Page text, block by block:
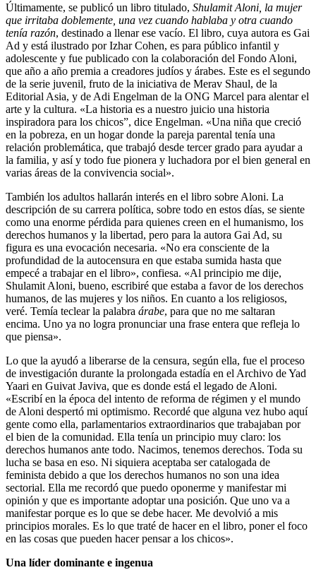
Últimamente, se publicó un libro titulado, Shulamit Aloni, la mujer
que irritaba doblemente, una vez cuando hablaba y otra cuando
tenía razón, destinado a llenar ese vacío. El libro, cuya autora es Gai
Ad y está ilustrado por Izhar Cohen, es para público infantil y
adolescente y fue publicado con la colaboración del Fondo Aloni,
que año a año premia a creadores judíos y árabes. Este es el segundo
de la serie juvenil, fruto de la iniciativa de Merav Shaul, de la
Editorial Asia, y de Adi Engelman de la ONG Marcel para alentar el
arte y la cultura. «La historia es a nuestro juicio una historia
inspiradora para los chicos”, dice Engelman. «Una niña que creció
en la pobreza, en un hogar donde la pareja parental tenía una
relación problemática, que trabajó desde tercer grado para ayudar a
la familia, y así y todo fue pionera y luchadora por el bien general en
varias áreas de la convivencia social».
También los adultos hallarán interés en el libro sobre Aloni. La
descripción de su carrera política, sobre todo en estos días, se siente
como una enorme pérdida para quienes creen en el humanismo, los
derechos humanos y la libertad, pero para la autora Gai Ad, su
figura es una evocación necesaria. «No era consciente de la
profundidad de la autocensura en que estaba sumida hasta que
empecé a trabajar en el libro», confiesa. «Al principio me dije,
Shulamit Aloni, bueno, escribiré que estaba a favor de los derechos
humanos, de las mujeres y los niños. En cuanto a los religiosos,
veré. Temía teclear la palabra árabe, para que no me saltaran
encima. Uno ya no logra pronunciar una frase entera que refleja lo
que piensa».
Lo que la ayudó a liberarse de la censura, según ella, fue el proceso
de investigación durante la prolongada estadía en el Archivo de Yad
Yaari en Guivat Javiva, que es donde está el legado de Aloni.
«Escribí en la época del intento de reforma de régimen y el mundo
de Aloni despertó mi optimismo. Recordé que alguna vez hubo aquí
gente como ella, parlamentarios extraordinarios que trabajaban por
el bien de la comunidad. Ella tenía un principio muy claro: los
derechos humanos ante todo. Nacimos, tenemos derechos. Toda su
lucha se basa en eso. Ni siquiera aceptaba ser catalogada de
feminista debido a que los derechos humanos no son una idea
sectorial. Ella me recordó que puedo oponerme y manifestar mi
opinión y que es importante adoptar una posición. Que uno va a
manifestar porque es lo que se debe hacer. Me devolvió a mis
principios morales. Es lo que traté de hacer en el libro, poner el foco
en las cosas que pueden hacer pensar a los chicos».
Una líder dominante e ingenua